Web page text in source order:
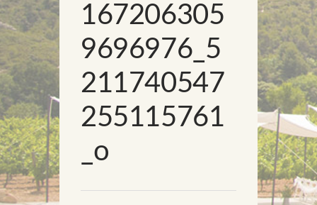
167206305
9696976_5
211740547
255115761
_o